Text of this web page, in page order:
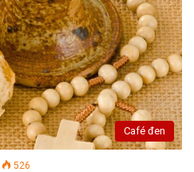
Café đen
526